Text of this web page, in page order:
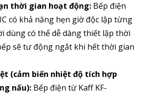
thời gian hoạt động:Bếp điện
có khả năng hẹn giờ độc lập từng
dùng có thể dễ dàng thiết lập thời
sẽ tư động ngắt khi hết thời gian
(cảm biến nhiệt độ tích hợp
nấu): Bếp điện từ Kaff KF-